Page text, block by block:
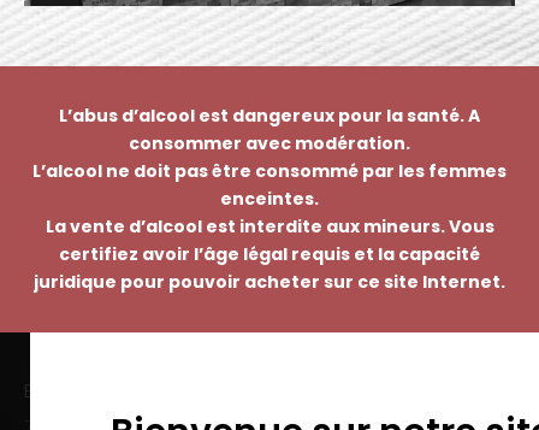
L’abus d’alcool est dangereux pour la santé. A
consommer avec modération.
L’alcool ne doit pas être consommé par les femmes
enceintes.
La vente d’alcool est interdite aux mineurs. Vous
certifiez avoir l’âge légal requis et la capacité
juridique pour pouvoir acheter sur ce site Internet.
EMMANUEL NASTI